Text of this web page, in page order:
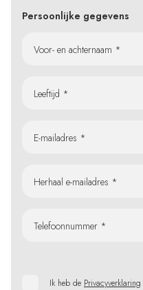
Persoonlijke gegevens
Voor- en achternaam *
Leeftijd *
E-mailadres *
Herhaal e-mailadres *
Telefoonnummer *
Ik heb de Privacyverklaring